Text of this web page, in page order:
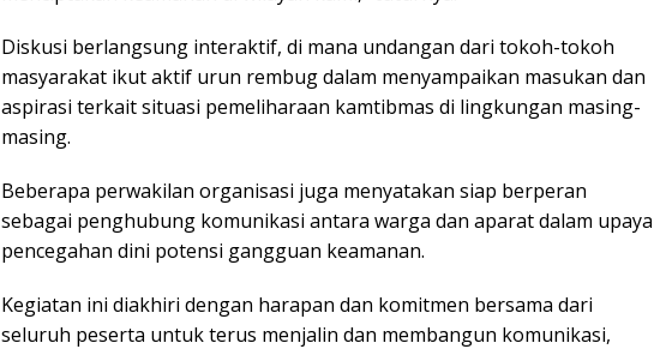
Diskusi berlangsung interaktif, di mana undangan dari tokoh-tokoh
masyarakat ikut aktif urun rembug dalam menyampaikan masukan dan
aspirasi terkait situasi pemeliharaan kamtibmas di lingkungan masing-
masing.
Beberapa perwakilan organisasi juga menyatakan siap berperan
sebagai penghubung komunikasi antara warga dan aparat dalam upaya
pencegahan dini potensi gangguan keamanan.
Kegiatan ini diakhiri dengan harapan dan komitmen bersama dari
seluruh peserta untuk terus menjalin dan membangun komunikasi,